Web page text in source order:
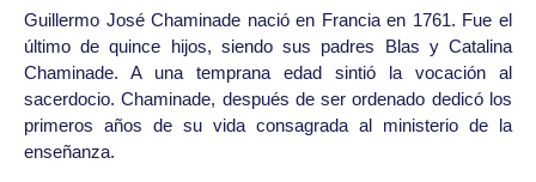
Guillermo José Chaminade nació en Francia en 1761. Fue el
último de quince hijos, siendo sus padres Blas y Catalina
Chaminade. A una temprana edad sintió la vocación al
sacerdocio. Chaminade, después de ser ordenado dedicó los
primeros años de su vida consagrada al ministerio de la
enseñanza.